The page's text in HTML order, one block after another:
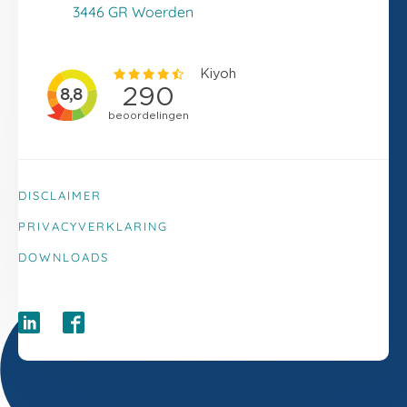
3446 GR Woerden
DISCLAIMER
PRIVACYVERKLARING
DOWNLOADS